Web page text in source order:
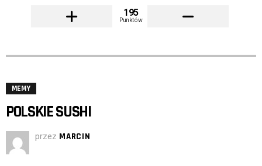
195
Punktów
MEMY
POLSKIE SUSHI
przez MARCIN